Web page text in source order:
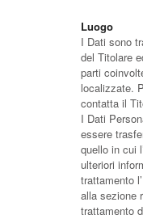
Luogo
I Dati sono
del Titolare
parti
localizzate.
contatta il
I Dati
essere
quello in cui
ulteriori
trattamento
alla sezione
trattamento